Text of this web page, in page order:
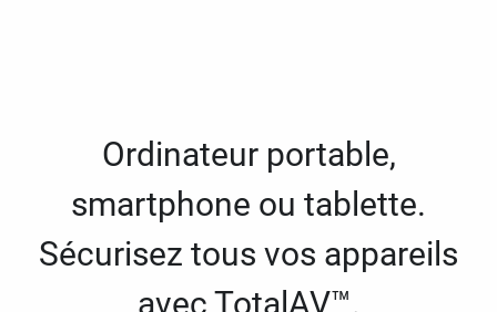
Ordinateur portable,
smartphone ou tablette.
Sécurisez tous vos appareils
avec TotalAV™.